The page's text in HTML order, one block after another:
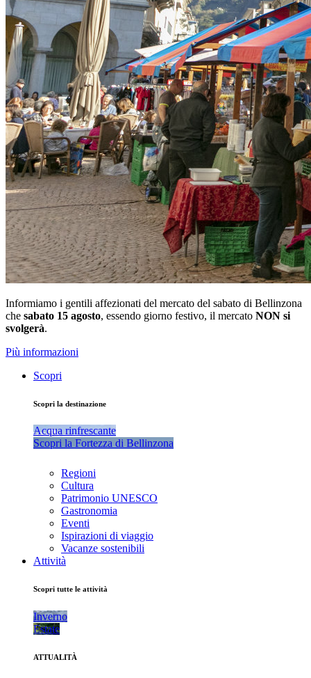
Informiamo i gentili affezionati del mercato del sabato di Bellinzona
che sabato 15 agosto, essendo giorno festivo, il mercato NON si
svolgerà.
Più informazioni
Scopri
Scopri la destinazione
Acqua rinfrescante
Scopri la Fortezza di Bellinzona
Regioni
Cultura
Patrimonio UNESCO
Gastronomia
Eventi
Ispirazioni di viaggio
Vacanze sostenibili
Attività
Scopri tutte le attività
Inverno
Estate
ATTUALITÀ